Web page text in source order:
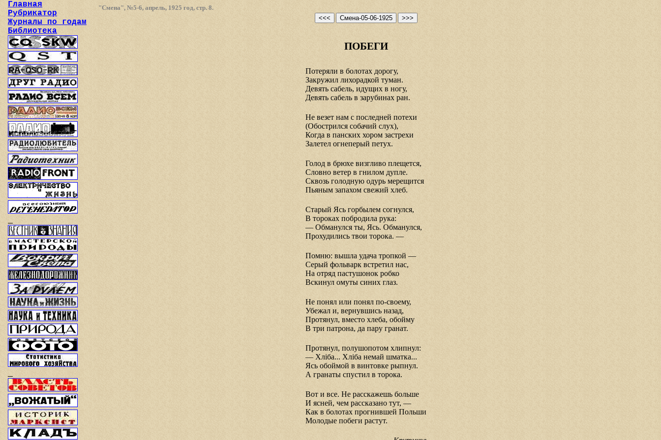
Главная
Рубрикатор
Журналы по годам
Библиотека
"Смена", №5-6, апрель, 1925 год, стр. 8.
ПОБЕГИ
Потеряли в болотах дорогу,
Закружил лихорадкой туман.
Девять сабель, идущих в ногу,
Девять сабель в зарубинах ран.
Не везет нам с последней потехи
(Обострился собачий слух),
Когда в панских хором застрехи
Залетел огнеперый петух.
Голод в брюхе визгливо плещется,
Словно ветер в гнилом дупле.
Сквозь голодную одурь мерещится
Пьяным запахом свежий хлеб.
Старый Ясь горбылем согнулся,
В тороках побродила рука:
— Обманулся ты, Ясь. Обманулся,
Прохудились твои торока. —
Помню: вышла удача тропкой —
Серый фольварк встретил нас,
На отряд пастушонок робко
Вскинул омуты синих глаз.
Не понял или понял по-своему,
Убежал и, вернувшись назад,
Протянул, вместо хлеба, обойму
В три патрона, да пару гранат.
Протянул, полушопотом хлипнул:
— Хлiба... Хлiба немай шматка...
Ясь обоймой в винтовке рыпнул.
А гранаты спустил в торока.
Вот и все. Не расскажешь больше
И ясней, чем рассказано тут, —
Как в болотах прогнившей Польши
Молодые побеги растут.